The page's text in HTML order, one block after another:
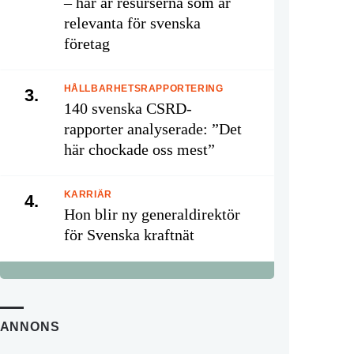
relevanta för svenska
företag
3. HÅLLBARHETSRAPPORTERING
140 svenska CSRD-
rapporter analyserade: ”Det
här chockade oss mest”
4. KARRIÄR
Hon blir ny generaldirektör
för Svenska kraftnät
ANNONS